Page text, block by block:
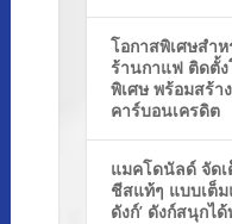
โอกาสพิเศษสำ
ร้านกาแฟ ติดตั้
พิเศษ พร้อมสร้า
คาร์บอนเครดิต
แมคโดนัลด์ จัด
ชีสแท้ๆ แบบเต็
ดังก์’ ดังก์สนุกไ